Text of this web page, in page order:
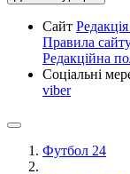
Сайт Редакція
Правила
Редакційна
Соціальні
viber
Футбол 24